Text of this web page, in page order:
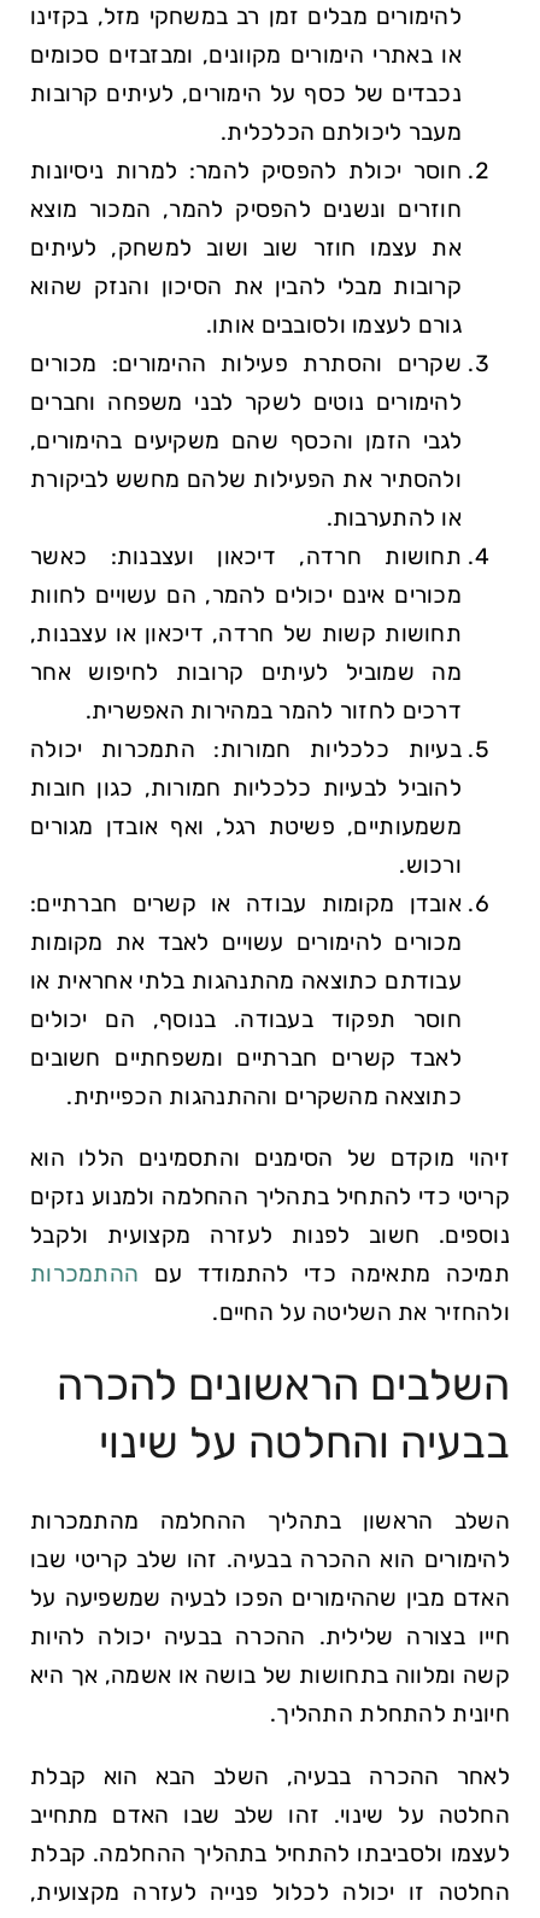
להימורים מבלים זמן רב במשחקי מזל, בקזינו
או באתרי הימורים מקוונים, ומבזבזים סכומים
נכבדים של כסף על הימורים, לעיתים קרובות
מעבר ליכולתם הכלכלית.
חוסר יכולת להפסיק להמר: למרות ניסיונות
חוזרים ונשנים להפסיק להמר, המכור מוצא
את עצמו חוזר שוב ושוב למשחק, לעיתים
קרובות מבלי להבין את הסיכון והנזק שהוא
גורם לעצמו ולסובבים אותו.
שקרים והסתרת פעילות ההימורים: מכורים
להימורים נוטים לשקר לבני משפחה וחברים
לגבי הזמן והכסף שהם משקיעים בהימורים,
ולהסתיר את הפעילות שלהם מחשש לביקורת
או להתערבות.
תחושות חרדה, דיכאון ועצבנות: כאשר
מכורים אינם יכולים להמר, הם עשויים לחוות
תחושות קשות של חרדה, דיכאון או עצבנות,
מה שמוביל לעיתים קרובות לחיפוש אחר
דרכים לחזור להמר במהירות האפשרית.
בעיות כלכליות חמורות: התמכרות יכולה
להוביל לבעיות כלכליות חמורות, כגון חובות
משמעותיים, פשיטת רגל, ואף אובדן מגורים
ורכוש.
אובדן מקומות עבודה או קשרים חברתיים:
מכורים להימורים עשויים לאבד את מקומות
עבודתם כתוצאה מהתנהגות בלתי אחראית או
חוסר תפקוד בעבודה. בנוסף, הם יכולים
לאבד קשרים חברתיים ומשפחתיים חשובים
כתוצאה מהשקרים וההתנהגות הכפייתית.
זיהוי מוקדם של הסימנים והתסמינים הללו הוא
קריטי כדי להתחיל בתהליך ההחלמה ולמנוע נזקים
נוספים. חשוב לפנות לעזרה מקצועית ולקבל
תמיכה מתאימה כדי להתמודד עם ההתמכרות
ולהחזיר את השליטה על החיים.
השלבים הראשונים להכרה
בבעיה והחלטה ⁢על⁢ שינוי
השלב הראשון בתהליך ההחלמה מהתמכרות
להימורים הוא ההכרה בבעיה. זהו שלב קריטי שבו
האדם מבין שההימורים הפכו לבעיה שמשפיעה על
חייו בצורה שלילית. ההכרה בבעיה יכולה להיות
קשה ומלווה בתחושות של בושה או אשמה, אך היא
חיונית להתחלת התהליך.
לאחר ההכרה בבעיה, השלב הבא הוא קבלת
החלטה על שינוי. זהו שלב שבו האדם מתחייב
לעצמו ולסביבתו להתחיל בתהליך ההחלמה. קבלת
החלטה זו יכולה לכלול פנייה לעזרה מקצועית,